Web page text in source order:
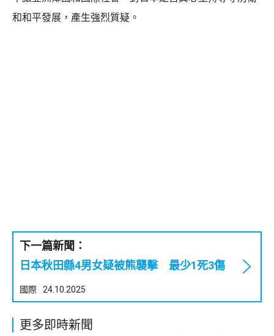
和和平發展，產生強烈質疑。
下一篇新聞：
日本秋田縣4男女疑被熊襲擊 最少1死3傷
國際 24.10.2025
更多即時新聞